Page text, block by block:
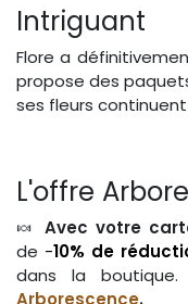
Intriguant
Flore a
propose des
ses fleurs
L'offre
🍬 Avec votre
de -10% de
dans la
Arborescence.